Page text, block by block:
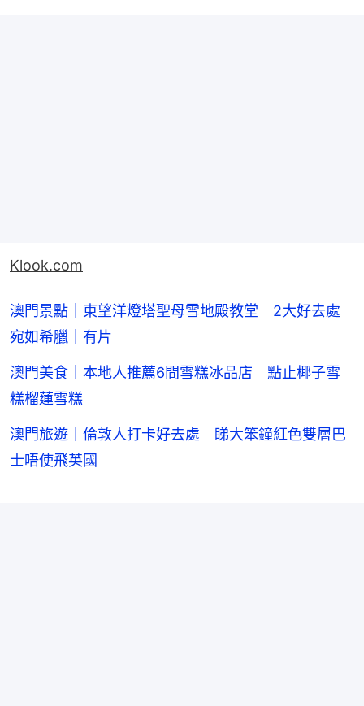
Klook.com
澳門景點｜東望洋燈塔聖母雪地殿教堂 2大好去處
宛如希臘｜有片
澳門美食｜本地人推薦6間雪糕冰品店 點止椰子雪
糕榴蓮雪糕
澳門旅遊｜倫敦人打卡好去處 睇大笨鐘紅色雙層巴
士唔使飛英國